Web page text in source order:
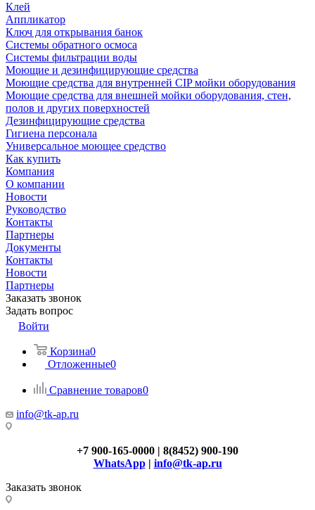
Клей
Аппликатор
Ключ для открывания банок
Системы обратного осмоса
Системы фильтрации воды
Моющие и дезинфицирующие средства
Моющие средства для внутренней CIP мойки оборудования
Моющие средства для внешней мойки оборудования, стен,
полов и других поверхностей
Дезинфицирующие средства
Гигиена персонала
Универсальное моющее средство
Как купить
Компания
О компании
Новости
Руководство
Контакты
Партнеры
Документы
Контакты
Новости
Партнеры
Заказать звонок
Задать вопрос
Войти
Корзина0
Отложенные0
Сравнение товаров0
info@tk-ap.ru
+7 900-165-0000 | 8(8452) 900-190
WhatsApp| info@tk-ap.ru
Заказать звонок